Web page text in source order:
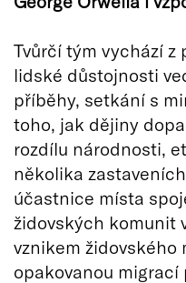
Tvůrčí tým vychází z
lidské důstojnosti
příběhy, setkání s
toho, jak dějiny
rozdílu národnosti,
několika
účastnice místa
židovských komunit
vznikem židovského
opakovanou